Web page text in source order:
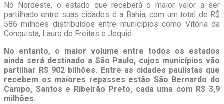
No Nordeste, o estado que receberá o maior valor a ser
partilhado entre suas cidades é a Bahia, com um total de R$
586 milhões distribuídos entre municípios como Vitória da
Conquista, Lauro de Freitas e Jequié.
No entanto, o maior volume entre todos os estados
ainda será destinado a São Paulo, cujos municípios vão
partilhar R$ 902 bilhões. Entre as cidades paulistas que
recebem os maiores repasses estão São Bernardo do
Campo, Santos e Ribeirão Preto, cada uma com R$ 3,9
milhões.